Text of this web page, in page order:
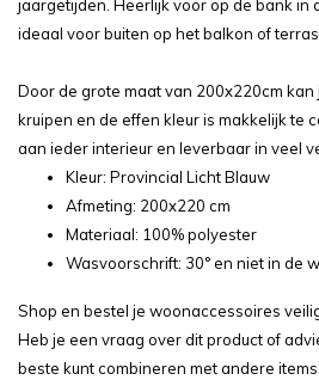
jaargetijden. Heerlijk voor op de bank in
ideaal voor buiten op het balkon of
Door de grote maat van 200x220cm
kruipen en de effen kleur is makkelijk te
aan ieder interieur en leverbaar in veel
Kleur: Provincial Licht Blauw
Afmeting: 200x220 cm
Materiaal: 100% polyester
Wasvoorschrift: 30° en niet in de
Shop en bestel je woonaccessoires
Heb je een vraag over dit product of
beste kunt combineren met andere